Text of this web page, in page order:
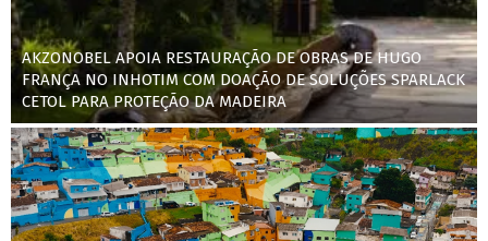
AKZONOBEL APOIA RESTAURAÇÃO DE OBRAS DE HUGO
FRANÇA NO INHOTIM COM DOAÇÃO DE SOLUÇÕES SPARLACK
CETOL PARA PROTEÇÃO DA MADEIRA